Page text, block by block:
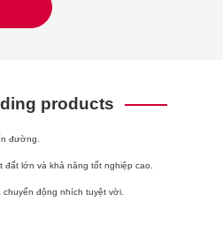
products
đường.
lớn và khả năng tốt nghiệp cao.
động nhích tuyệt vời.